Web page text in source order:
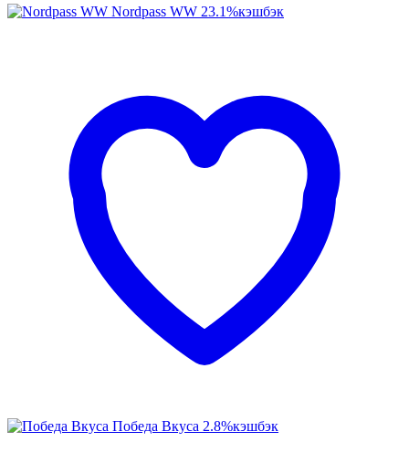
Nordpass WW 23.1%кэшбэк
Победа Вкуса 2.8%кэшбэк